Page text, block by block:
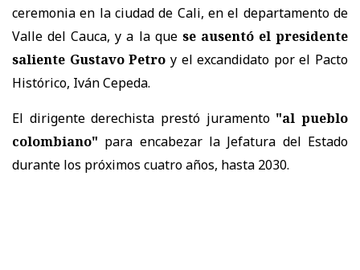
ceremonia en la ciudad de Cali, en el departamento de
Valle del Cauca, y a la que se ausentó el presidente
saliente Gustavo Petro y el excandidato por el Pacto
Histórico, Iván Cepeda.
El dirigente derechista prestó juramento "al pueblo
colombiano" para encabezar la Jefatura del Estado
durante los próximos cuatro años, hasta 2030.